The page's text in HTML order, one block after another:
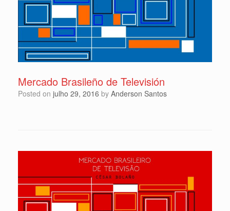
Mercado Brasileño de Televisión
Posted on julho 29, 2016 by Anderson Santos